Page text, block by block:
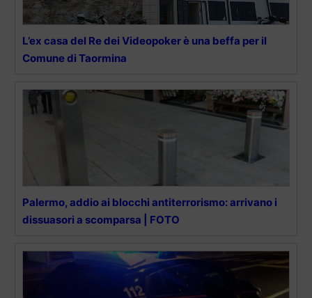
L’ex casa del Re dei Videopoker è una beffa per il
Comune di Taormina
Palermo, addio ai blocchi antiterrorismo: arrivano i
dissuasori a scomparsa | FOTO